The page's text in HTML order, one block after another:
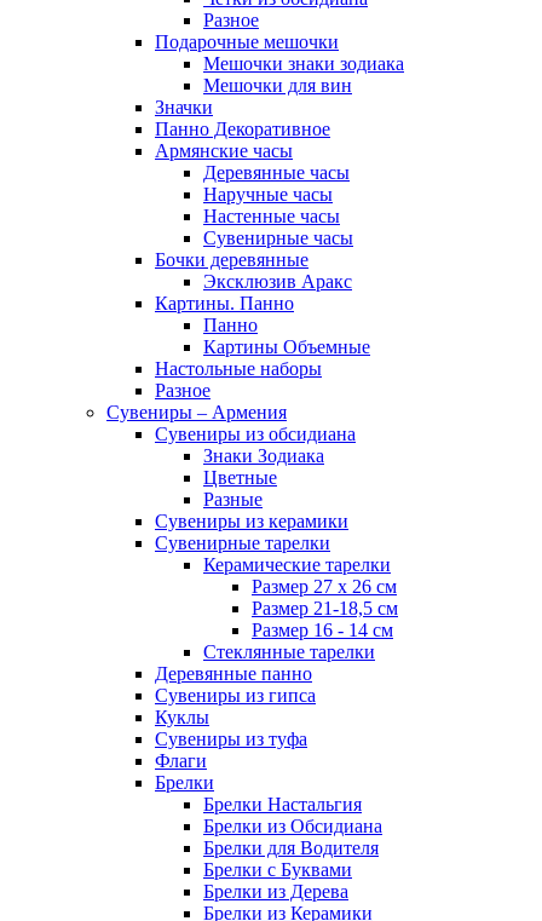
Разное
Подарочные мешочки
Мешочки знаки зодиака
Мешочки для вин
Значки
Панно Декоративное
Армянские часы
Деревянные часы
Наручные часы
Настенные часы
Сувенирные часы
Бочки деревянные
Эксклюзив Аракс
Картины. Панно
Панно
Картины Объемные
Настольные наборы
Разное
Сувениры – Армения
Сувениры из обсидиана
Знаки Зодиака
Цветные
Разные
Сувениры из керамики
Сувенирные тарелки
Керамические тарелки
Размер 27 х 26 см
Размер 21-18,5 см
Размер 16 - 14 см
Стеклянные тарелки
Деревянные панно
Сувениры из гипса
Куклы
Сувениры из туфа
Флаги
Брелки
Брелки Настальгия
Брелки из Обсидиана
Брелки для Водителя
Брелки с Буквами
Брелки из Дерева
Брелки из Керамики